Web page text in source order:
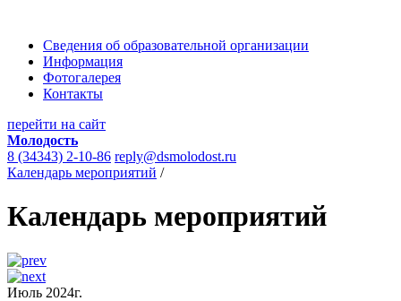
Сведения об образовательной организации
Информация
Фотогалерея
Контакты
перейти на сайт
Молодость
8 (34343) 2-10-86 reply@dsmolodost.ru
Календарь мероприятий /
Календарь мероприятий
Июль 2024г.